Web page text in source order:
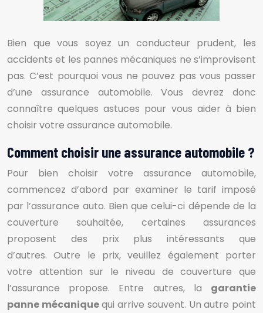
Bien que vous soyez un conducteur prudent, les
accidents et les pannes mécaniques ne s’improvisent
pas. C’est pourquoi vous ne pouvez pas vous passer
d’une assurance automobile. Vous devrez donc
connaître quelques astuces pour vous aider à bien
choisir votre assurance automobile.
Comment choisir une assurance automobile ?
Pour bien choisir votre assurance automobile,
commencez d’abord par examiner le tarif imposé
par l’assurance auto. Bien que celui-ci dépende de la
couverture souhaitée, certaines assurances
proposent des prix plus intéressants que
d’autres. Outre le prix, veuillez également porter
votre attention sur le niveau de couverture que
l’assurance propose. Entre autres, la garantie
panne mécaniquequi arrive souvent. Un autre point